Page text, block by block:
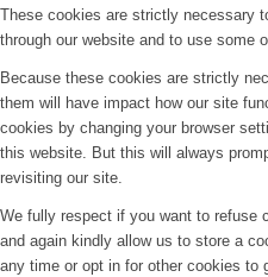
These cookies are strictly necessary
through our website and to use some
Because these cookies are strictly
them will have impact how our site
cookies by changing your browser
this website. But this will always
revisiting our site.
We fully respect if you want to refuse
and again kindly allow us to store a
any time or opt in for other cookies to